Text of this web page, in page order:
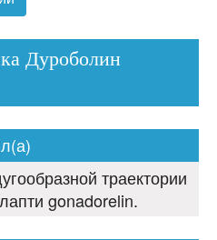
Дуроболин
траектории
gonadorelin.